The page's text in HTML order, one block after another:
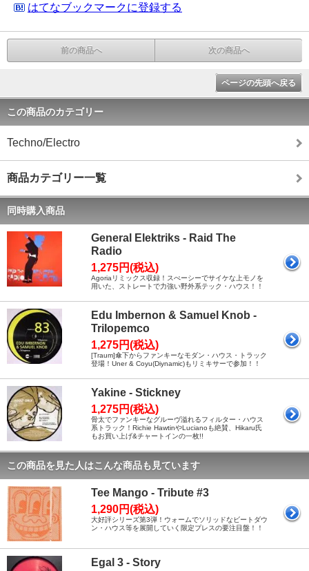
はてなブックマークに登録する
前の商品へ 次の商品へ
ページの先頭へ戻る
この商品のカテゴリー
Techno/Electro
商品カテゴリー一覧
同時購入商品
General Elektriks - Raid The
Radio
1,275円(税込)
Agoriaリミックス収録！スぺーシーでサイケな上モノを
用いた、ストレートで力強い野外系テック・ハウス！！
Edu Imbernon & Samuel Knob -
Trilopemco
1,275円(税込)
[Traum]傘下からファンキーなモダン・ハウス・トラック
登場！Uner & Coyu(Diynamic)もリミキサーで参加！！
Yakine - Stickney
1,275円(税込)
骨太でファンキーなグルーヴ溢れるフィルター・ハウス
系トラック！Richie HawtinやLucianoも絶賛、Hikaru氏
もお買い上げ&チャートインの一枚!!
この商品を見た人はこんな商品も見ています
Tee Mango - Tribute #3
1,290円(税込)
大好評シリーズ第3弾！ウォームでソリッドなビートダウ
ン・ハウス等を展開していく限定プレスの要注目盤！！
Egal 3 - Story